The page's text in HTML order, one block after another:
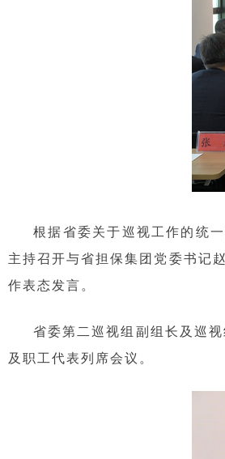
根据省委关于巡视工作的统一
主持召开与省担保集团党委书记
作表态发言。
省委第二巡视组副组长及巡视
及职工代表列席会议。